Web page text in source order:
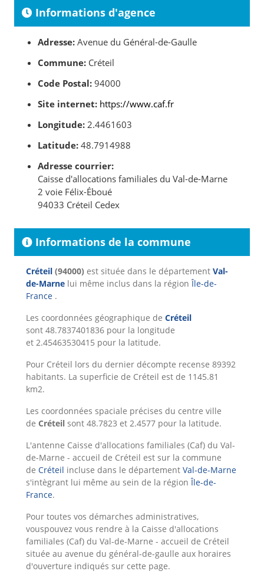
Informations d'agence
Adresse: Avenue du Général-de-Gaulle
Commune: Créteil
Code Postal: 94000
Site internet: https://www.caf.fr
Longitude: 2.4461603
Latitude: 48.7914988
Adresse courrier:
Caisse d'allocations familiales du Val-de-Marne
2 voie Félix-Éboué
94033 Créteil Cedex
Informations de la commune
Créteil (94000) est située dans le département Val-
de-Marne lui même inclus dans la régionÎle-de-
France .
Les coordonnées géographique de Créteil
sont 48.7837401836 pour la longitude
et 2.45463530415 pour la latitude.
Pour Créteil lors du dernier décompte recense 89392
habitants. La superficie de Créteil est de 1145.81
km2.
Les coordonnées spaciale précises du centre ville
de Créteil sont 48.7823 et 2.4577 pour la latitude.
L'antenne Caisse d'allocations familiales (Caf) du Val-
de-Marne - accueil de Créteil est sur la commune
de Créteil incluse dans le département Val-de-Marne
s'intègrant lui même au sein de la régionÎle-de-
France.
Pour toutes vos démarches administratives,
vouspouvez vous rendre à la Caisse d'allocations
familiales (Caf) du Val-de-Marne - accueil de Créteil
située au avenue du général-de-gaulle aux horaires
d'ouverture indiqués sur cette page.